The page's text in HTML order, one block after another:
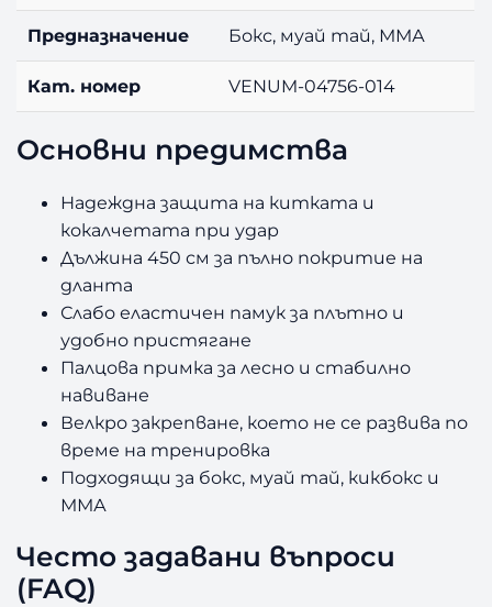
Предназначение Бокс, муай тай, ММА
Кат. номер VENUM-04756-014
Основни предимства
Надеждна защита на китката и
кокалчетата при удар
Дължина 450 см за пълно покритие на
дланта
Слабо еластичен памук за плътно и
удобно пристягане
Палцова примка за лесно и стабилно
навиване
Велкро закрепване, което не се развива по
време на тренировка
Подходящи за бокс, муай тай, кикбокс и
ММА
Често задавани въпроси
(FAQ)